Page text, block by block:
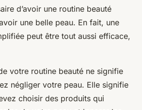
d’avoir une routine beauté
une belle peau. En fait, une
peut être tout aussi efficace,
votre routine beauté ne signifie
négliger votre peau. Elle signifie
choisir des produits qui